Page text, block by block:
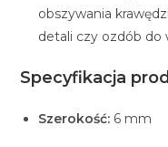
obszywania
detali czy ozdób do
Specyfikacja
Szerokość: 6 mm